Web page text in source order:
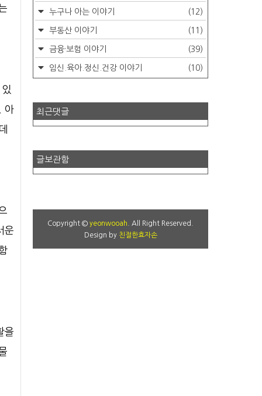
아
운
을
누구나 아는 이야기 (12)
부동산 이야기 (11)
금융·보험 이야기 (39)
임신.육아.정신.건강 이야기 (10)
최근댓글
글보관함
Copyright ©yeonwooah . All Right Reserved.
Design by 친절한효자손